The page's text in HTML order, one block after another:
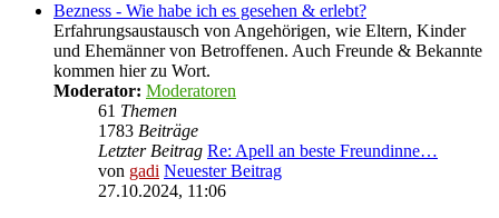
Bezness - Wie habe ich es gesehen & erlebt?
Erfahrungsaustausch von Angehörigen, wie Eltern, Kinder
und Ehemänner von Betroffenen. Auch Freunde & Bekannte
kommen hier zu Wort.
Moderator: Moderatoren
61 Themen
1783 Beiträge
Letzter Beitrag Re: Apell an beste Freundinne…
von gadi Neuester Beitrag
27.10.2024, 11:06